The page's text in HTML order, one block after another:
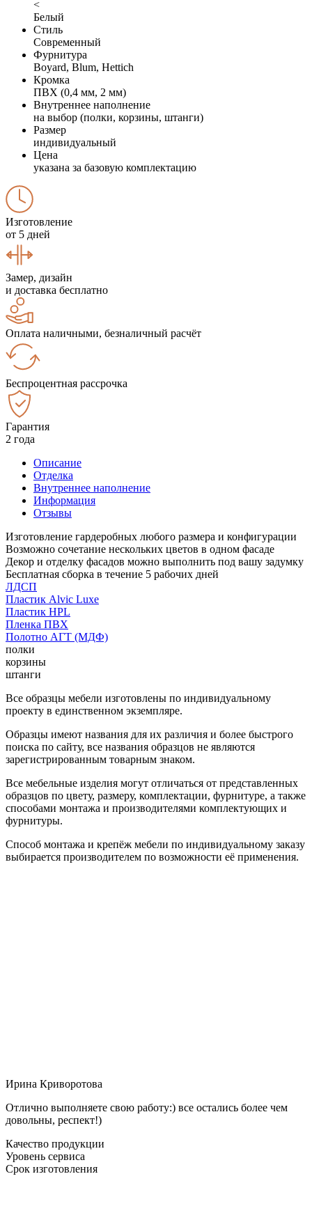
<
Белый
Стиль
Современный
Фурнитура
Boyard, Blum, Hettich
Кромка
ПВХ (0,4 мм, 2 мм)
Внутреннее наполнение
на выбор (полки, корзины, штанги)
Размер
индивидуальный
Цена
указана за базовую комплектацию
Изготовление
от 5 дней
Замер, дизайн
и доставка бесплатно
Оплата наличными, безналичный расчёт
Беспроцентная рассрочка
Гарантия
2 года
Описание
Отделка
Внутреннее наполнение
Информация
Отзывы
Изготовление гардеробных любого размера и конфигурации
Возможно сочетание нескольких цветов в одном фасаде
Декор и отделку фасадов можно выполнить под вашу задумку
Бесплатная сборка в течение 5 рабочих дней
ЛДСП
Пластик Alvic Luxe
Пластик HPL
Пленка ПВХ
Полотно АГТ (МДФ)
полки
корзины
штанги
Все образцы мебели изготовлены по индивидуальному
проекту в единственном экземпляре.
Образцы имеют названия для их различия и более быстрого
поиска по сайту, все названия образцов не являются
зарегистрированным товарным знаком.
Все мебельные изделия могут отличаться от представленных
образцов по цвету, размеру, комплектации, фурнитуре, а также
способами монтажа и производителями комплектующих и
фурнитуры.
Способ монтажа и крепёж мебели по индивидуальному заказу
выбирается производителем по возможности её применения.
Ирина Криворотова
Отлично выполняете свою работу:) все остались более чем
довольны, респект!)
Качество продукции
Уровень сервиса
Срок изготовления